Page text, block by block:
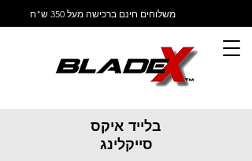
משלוחים חינם ברכישה מעל 350 ש"ח
בלייד איקס
סייקלינג